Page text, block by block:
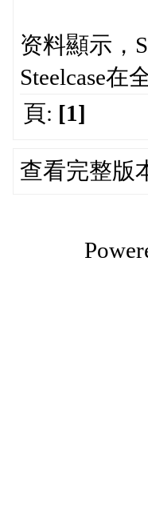
资料顯示，
Steelcase
頁: [1]
查看完整版